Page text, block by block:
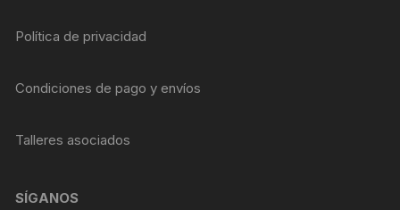
Política de privacidad
Condiciones de pago y envíos
Talleres asociados
SÍGANOS